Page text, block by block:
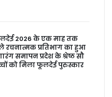
2026 के एक माह तक
रचनात्मक प्रतिभाग का हुआ
समापन प्रदेश के श्रेष्ठ सौ
को मिला फूलदेई पुरुस्कार